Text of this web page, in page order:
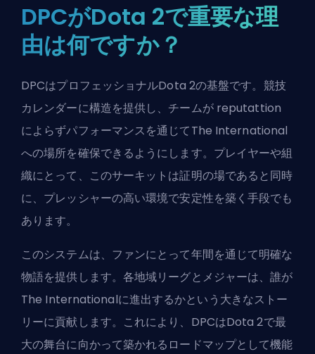
DPCがDota 2で重要な理
由は何ですか？
DPCはプロフェッショナルDota 2の基盤です。競技
カレンダーに構造を提供し、チームが reputattion
によらずパフォーマンスを通じてThe International
への場所を確保できるようにします。プレイヤーや組
織にとって、このサーキットは証明の場であると同時
に、プレッシャーの高い環境で安定性を築く手段でも
あります。
このシステムは、ファンにとって年間を通じて明確な
物語を提供します。各地域リーグとメジャーは、誰が
The Internationalに進出するかという大きなストー
リーに貢献します。これにより、DPCはDota 2で最
大の舞台に向かって築かれるロードマップとして機能